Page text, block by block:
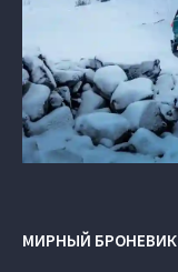
МИРНЫЙ БРОНЕВИК